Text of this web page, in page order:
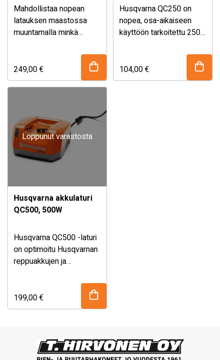
Mahdollistaa nopean
latauksen maastossa
muuntamalla minkä
vaihtovirraksi QC330-tai
QC80-pikalatureille.
249,00€
Husqvarna QC250 on
nopea, osa-aikaiseen
käyttöön tarkoitettu 250
Husqvarnan BLi20/30-
akuille. Käytännöllisessä
104,00€
Loppunut varastosta
Husqvarna akkulaturi
QC500, 500W
Husqvarna QC500 -laturi
on optimoitu Husqvarnan
reppuakkujen ja
nopeaa lataamista varten.
199,00€